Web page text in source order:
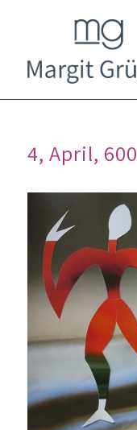
4, April, 600